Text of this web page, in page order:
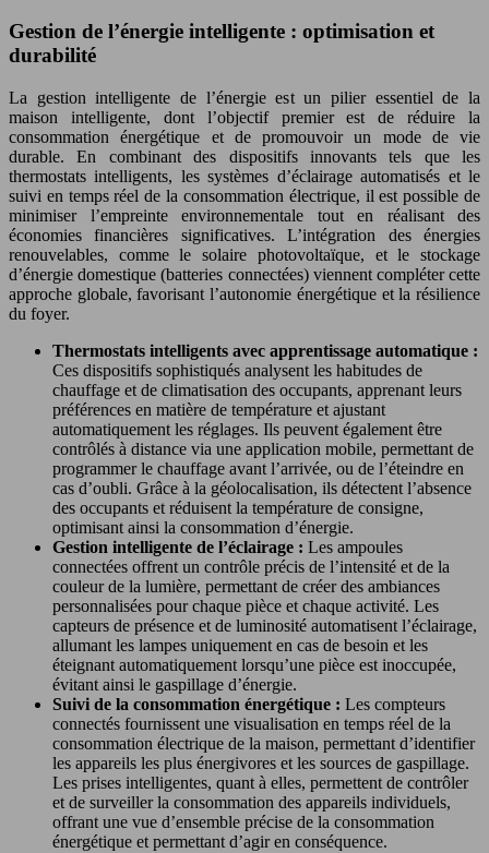
Gestion de l’énergie intelligente : optimisation et
durabilité
La gestion intelligente de l’énergie est un pilier essentiel de la
maison intelligente, dont l’objectif premier est de réduire la
consommation énergétique et de promouvoir un mode de vie
durable. En combinant des dispositifs innovants tels que les
thermostats intelligents, les systèmes d’éclairage automatisés et le
suivi en temps réel de la consommation électrique, il est possible de
minimiser l’empreinte environnementale tout en réalisant des
économies financières significatives. L’intégration des énergies
renouvelables, comme le solaire photovoltaïque, et le stockage
d’énergie domestique (batteries connectées) viennent compléter cette
approche globale, favorisant l’autonomie énergétique et la résilience
du foyer.
Thermostats intelligents avec apprentissage automatique :
Ces dispositifs sophistiqués analysent les habitudes de
chauffage et de climatisation des occupants, apprenant leurs
préférences en matière de température et ajustant
automatiquement les réglages. Ils peuvent également être
contrôlés à distance via une application mobile, permettant de
programmer le chauffage avant l’arrivée, ou de l’éteindre en
cas d’oubli. Grâce à la géolocalisation, ils détectent l’absence
des occupants et réduisent la température de consigne,
optimisant ainsi la consommation d’énergie.
Gestion intelligente de l’éclairage : Les ampoules
connectées offrent un contrôle précis de l’intensité et de la
couleur de la lumière, permettant de créer des ambiances
personnalisées pour chaque pièce et chaque activité. Les
capteurs de présence et de luminosité automatisent l’éclairage,
allumant les lampes uniquement en cas de besoin et les
éteignant automatiquement lorsqu’une pièce est inoccupée,
évitant ainsi le gaspillage d’énergie.
Suivi de la consommation énergétique : Les compteurs
connectés fournissent une visualisation en temps réel de la
consommation électrique de la maison, permettant d’identifier
les appareils les plus énergivores et les sources de gaspillage.
Les prises intelligentes, quant à elles, permettent de contrôler
et de surveiller la consommation des appareils individuels,
offrant une vue d’ensemble précise de la consommation
énergétique et permettant d’agir en conséquence.